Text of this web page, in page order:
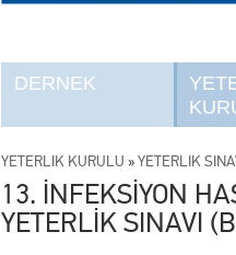
DERNEK
YETERLİK KURULU »YETERLİK
13. İNFEKSİYON
YETERLİK SINAVI